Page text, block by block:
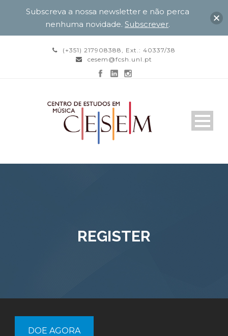
(+351) 217908388, Ext.: 40337/38
cesem@fcsh.unl.pt
REGISTER
DOE AGORA
Subscreva a nossa newsletter e não perca
nenhuma novidade. Subscrever.